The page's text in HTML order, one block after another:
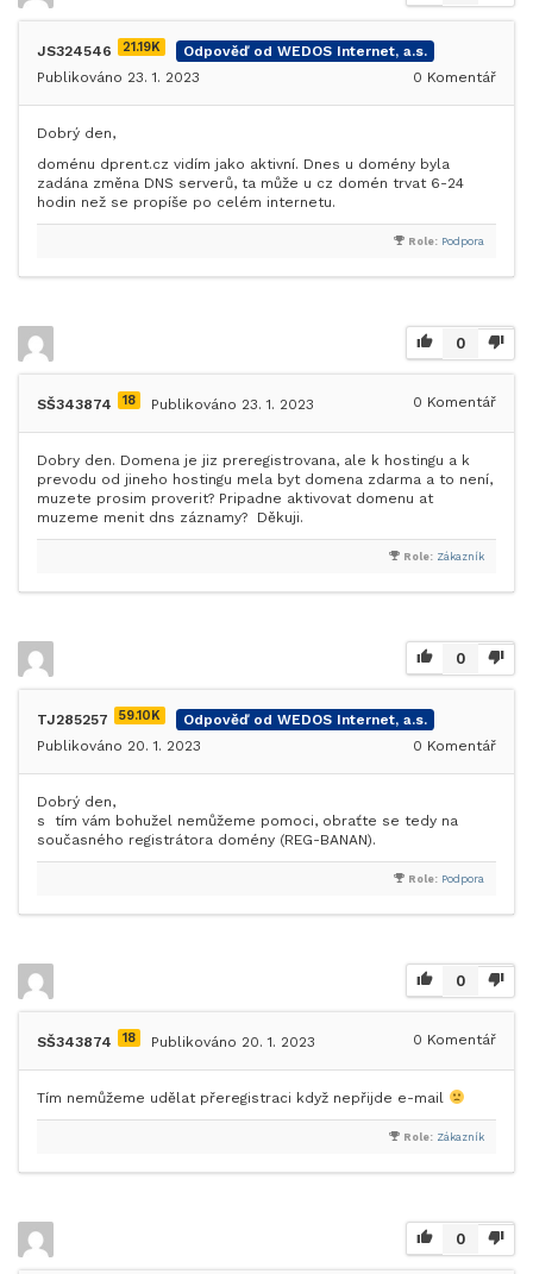
JS324546 21.19K
Odpověď od WEDOS Internet, a.s.
Publikováno 23. 1. 2023
0 Komentář
Dobrý den,
doménu dprent.cz vidím jako aktivní. Dnes u domény byla
zadána změna DNS serverů, ta může u cz domén trvat 6-24
hodin než se propíše po celém internetu.
Role: Podpora
0
SŠ343874 18 Publikováno 23. 1. 2023 0 Komentář
Dobry den. Domena je jiz preregistrovana, ale k hostingu a k
prevodu od jineho hostingu mela byt domena zdarma a to není,
muzete prosim proverit? Pripadne aktivovat domenu at
muzeme menit dns záznamy? Děkuji.
Role: Zákazník
0
TJ285257 59.10K
Odpověď od WEDOS Internet, a.s.
Publikováno 20. 1. 2023
0 Komentář
Dobrý den,
s tím vám bohužel nemůžeme pomoci, obraťte se tedy na
současného registrátora domény (REG-BANAN).
Role: Podpora
0
SŠ343874 18 Publikováno 20. 1. 2023 0 Komentář
Tím nemůžeme udělat přeregistraci když nepřijde e-mail
Role: Zákazník
0